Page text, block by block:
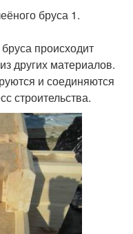
бруса 1.
происходит
других материалов.
и соединяются
строительства.